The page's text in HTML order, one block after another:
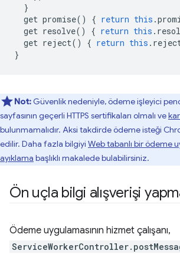
}
get promise() { return this .
get resolve() { return this .
get reject() { return this .
}
Not: Güvenlik nedeniyle, ödeme işleyici
sayfasının geçerli HTTPS sertifikaları olmalı ve
bulunmamalıdır. Aksi takdirde ödeme isteği
edilir. Daha fazla bilgiyi Web tabanlı bir ödeme
ayıklama başlıklı makalede bulabilirsiniz.
Ön uçla bilgi alışverişi
Ödeme uygulamasının hizmet çalışanı,